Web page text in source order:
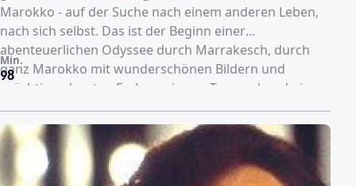
Marokko - auf der Suche nach einem anderen Leben,
nach sich selbst. Das ist der Beginn einer
abenteuerlichen Odyssee durch Marrakesch, durch
ganz Marokko mit wunderschönen Bildern und
prächtigen bunten Farben wie aus Tausend-und-einer-
Nacht.
98
Min.